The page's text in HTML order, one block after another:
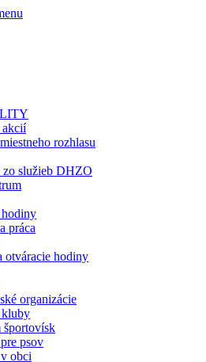
akcií
rozhlasu
zo služieb DHZO
hodiny
práca
otváracie hodiny
organizácie
kluby
športovísk
psov
obci